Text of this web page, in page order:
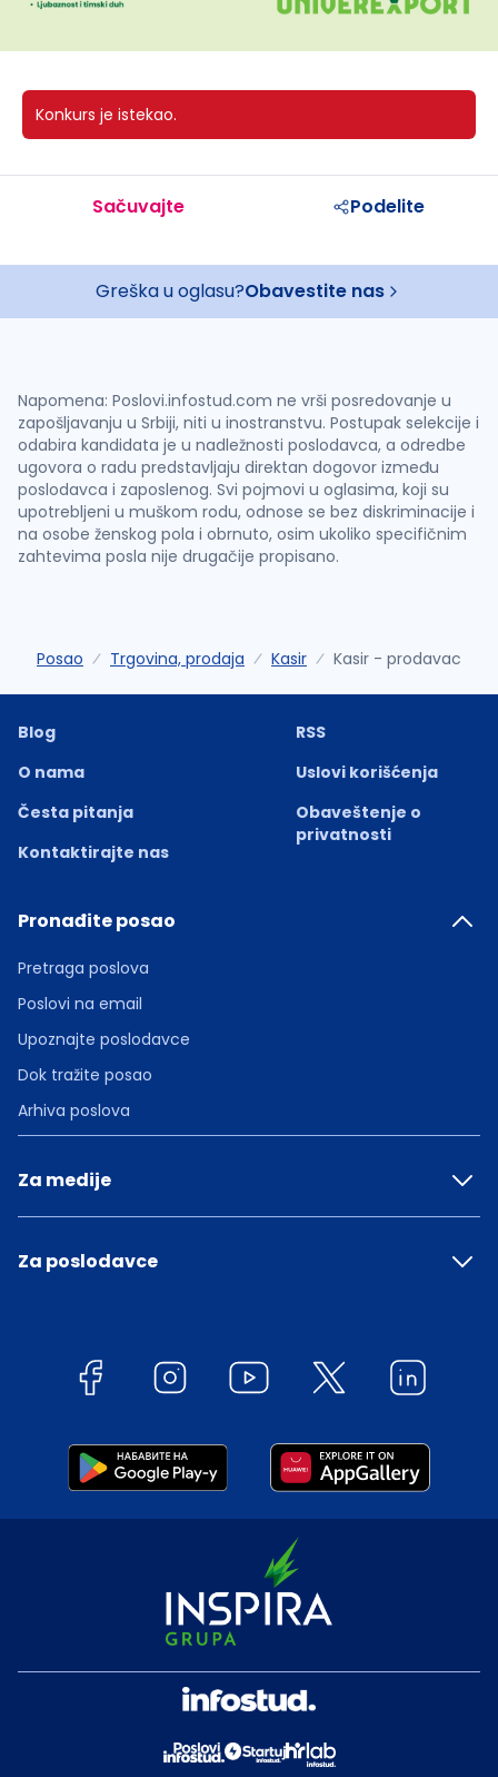
Konkurs je istekao.
Sačuvajte Podelite
Greška u oglasu?Obavestite nas
Napomena: Poslovi.infostud.com ne vrši posredovanje u
zapošljavanju u Srbiji, niti u inostranstvu. Postupak selekcije i
odabira kandidata je u nadležnosti poslodavca, a odredbe
ugovora o radu predstavljaju direktan dogovor između
poslodavca i zaposlenog. Svi pojmovi u oglasima, koji su
upotrebljeni u muškom rodu, odnose se bez diskriminacije i
na osobe ženskog pola i obrnuto, osim ukoliko specifičnim
zahtevima posla nije drugačije propisano.
Posao Trgovina, prodaja Kasir Kasir - prodavac
Blog
O nama
Česta pitanja
Kontaktirajte nas
RSS
Uslovi korišćenja
Obaveštenje o
privatnosti
Pronađite posao
Pretraga poslova
Poslovi na email
Upoznajte poslodavce
Dok tražite posao
Arhiva poslova
Za medije
Za poslodavce